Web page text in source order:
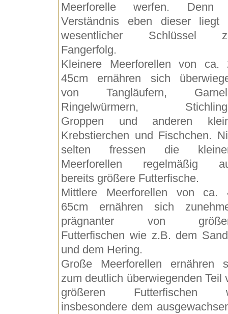
Meerforelle werfen. Denn
Verständnis eben dieser liegt
wesentlicher Schlüssel
Fangerfolg.
Kleinere Meerforellen von ca.
45cm ernähren sich
von Tangläufern,
Ringelwürmern,
Groppen und anderen
Krebstierchen und Fischchen.
selten fressen die
Meerforellen regelmäßig
bereits größere Futterfische.
Mittlere Meerforellen von ca.
65cm ernähren sich
prägnanter von
Futterfischen wie z.B. dem
und dem Hering.
Große Meerforellen ernähren
zum deutlich überwiegenden Teil
größeren Futterfischen
insbesondere dem